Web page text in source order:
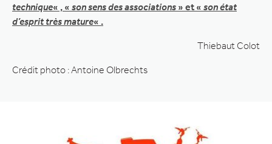
technique« , « son sens des associations » et « son état
d’esprit très mature« .
Thiebaut Colot
Crédit photo : Antoine Olbrechts